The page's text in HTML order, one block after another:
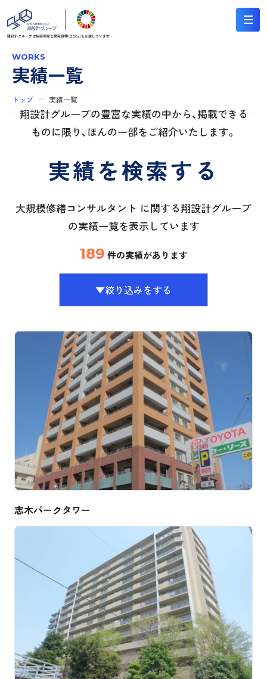
翔設計グループは持続可能な開発目標（SDGs）を支援しています
実績一覧
WORKS
トップ 実績一覧
翔設計グループの豊富な実績の中から、掲載できる
ものに限り、ほんの一部をご紹介いたします。
実績を検索する
大規模修繕コンサルタント に関する翔設計グループ
の実績一覧を表示しています
189 件の実績があります
▼絞り込みをする
志木パークタワー